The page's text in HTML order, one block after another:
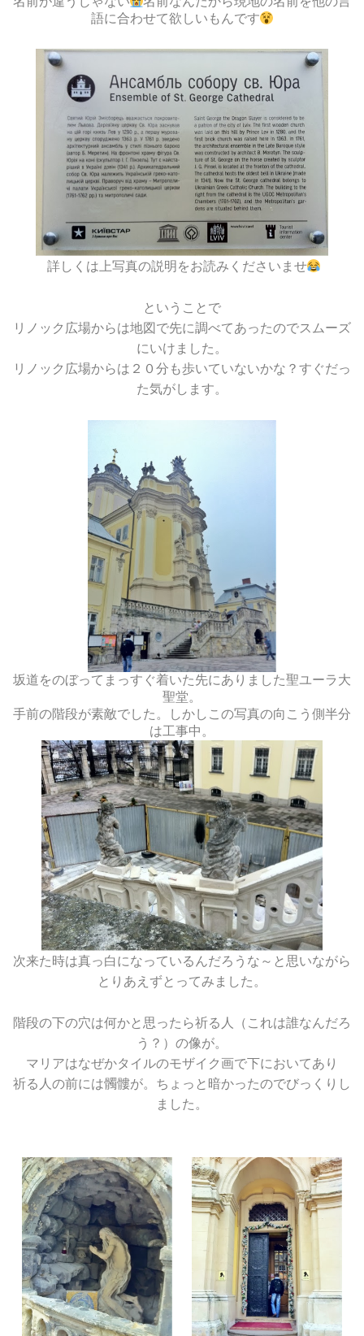
語に合わせて欲しいもんです
詳しくは上写真の説明をお読みくださいませ
ということで
リノック広場からは地図で先に調べてあったのでスムーズ
にいけました。
リノック広場からは２０分も歩いていないかな？すぐだっ
た気がします。
坂道をのぼってまっすぐ着いた先にありました聖ユーラ大
聖堂。
手前の階段が素敵でした。しかしこの写真の向こう側半分
は工事中。
次来た時は真っ白になっているんだろうな～と思いながら
とりあえずとってみました。
階段の下の穴は何かと思ったら祈る人（これは誰なんだろ
う？）の像が。
マリアはなぜかタイルのモザイク画で下においてあり
祈る人の前には髑髏が。ちょっと暗かったのでびっくりし
ました。